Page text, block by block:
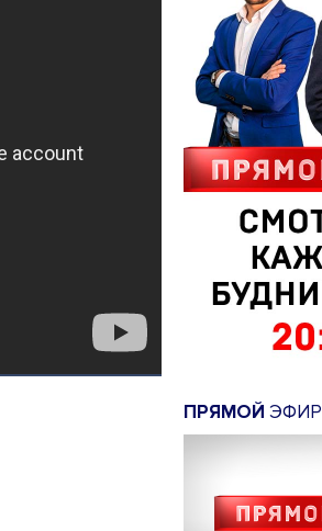
ПРЯМОЙ ЭФИР